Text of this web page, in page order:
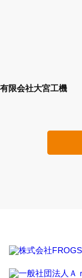
有限会社大宮工機